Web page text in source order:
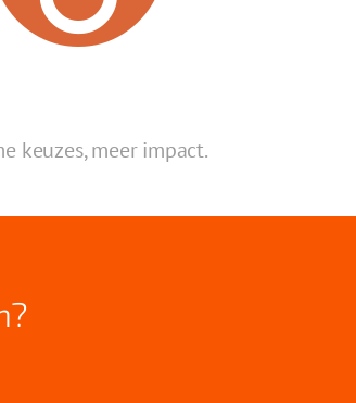
keuzes, meerimpact.